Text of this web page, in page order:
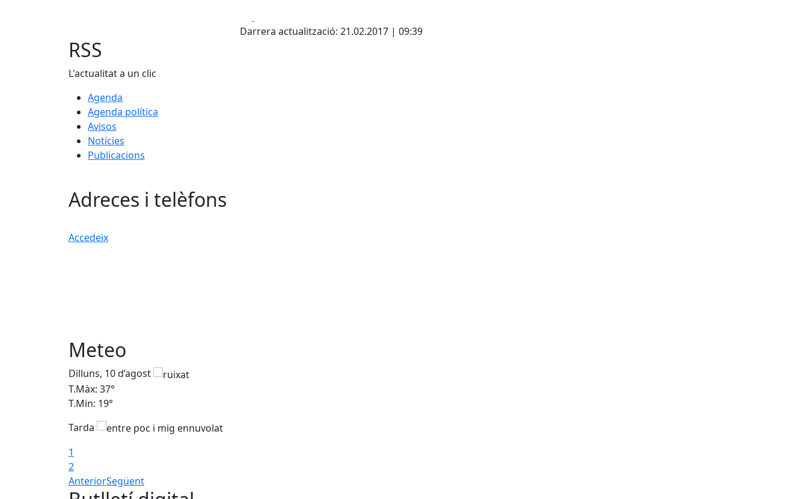
Darrera actualització: 21.02.2017 | 09:39
RSS
L'actualitat a un clic
Agenda
Agenda política
Avisos
Notícies
Publicacions
Adreces i telèfons
Accedeix
Meteo
Dilluns, 10 d’agost
T.Màx: 37°
T.Min: 19°
Tarda
1
2
AnteriorSegüent